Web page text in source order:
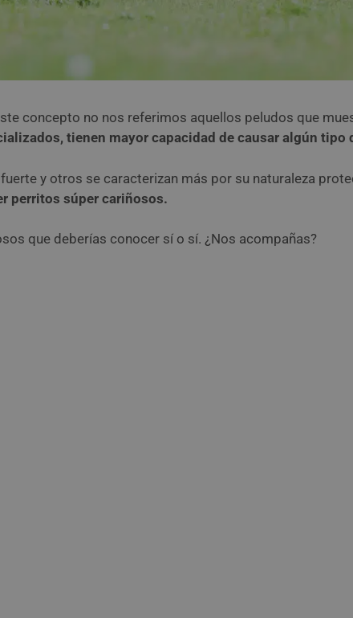
concepto no nos referimos aquellos peludos que
tienen mayor capacidad de causar algún tipo
y otros se caracterizan más por su naturaleza
perritos súper cariñosos.
que deberías conocer sí o sí. ¿Nos acompañas?